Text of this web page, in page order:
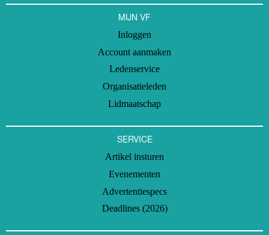
MIJN VF
Inloggen
Account aanmaken
Ledenservice
Organisatieleden
Lidmaatschap
SERVICE
Artikel insturen
Evenementen
Advertentiespecs
Deadlines (2026)